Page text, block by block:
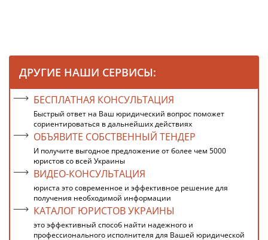
ДРУГИЕ НАШИ СЕРВИСЫ:
БЕСПЛАТНАЯ КОНСУЛЬТАЦИЯ
Быстрый ответ на Ваш юридический вопрос поможет
сориентироваться в дальнейших действиях
ОБЪЯВИТЕ СОБСТВЕННЫЙ ТЕНДЕР
И получите выгодное предложение от более чем 5000
юристов со всей Украины
ВИДЕО-КОНСУЛЬТАЦИЯ
юриста это современное и эффективное решение для
получения необходимой информации
КАТАЛОГ ЮРИСТОВ УКРАИНЫ
это эффективный способ найти надежного и
профессионального исполнителя для Вашей юридической